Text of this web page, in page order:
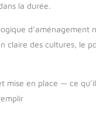
la durée.
d’aménagement
claire des cultures, le
mise en place — ce